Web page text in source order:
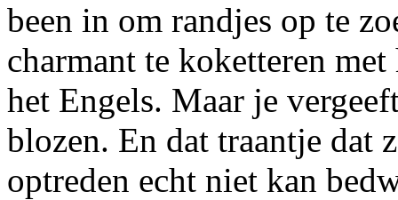
been in om randjes op te
charmant te koketteren
het Engels. Maar je
blozen. En dat traantje dat
optreden echt niet kan